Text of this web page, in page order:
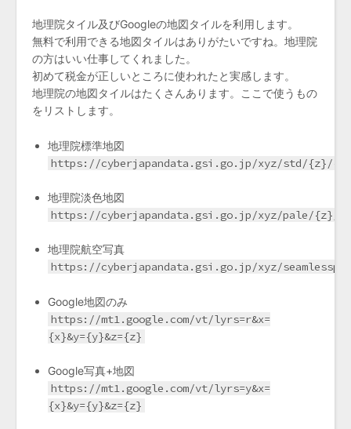
地理院タイル及びGoogleの地図タイルを利用します。
無料で利用できる地図タイルはありがたいですね。地理院
の方はいい仕事してくれました。
初めて税金が正しいところに使われたと実感します。
地理院の地図タイルはたくさんあります。ここで使うもの
をリストします。
地理院標準地図
https://cyberjapandata.gsi.go.jp/xyz/std/{z}/
地理院淡色地図
https://cyberjapandata.gsi.go.jp/xyz/pale/{z}/
地理院航空写真
https://cyberjapandata.gsi.go.jp/xyz/
Google地図のみ
https://mt1.google.com/vt/lyrs=r&x=
{x}&y={y}&z={z}
Google写真+地図
https://mt1.google.com/vt/lyrs=y&x=
{x}&y={y}&z={z}